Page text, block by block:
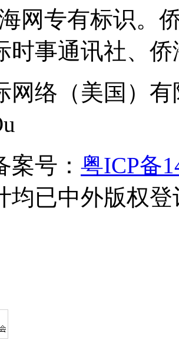
网专有标识。
时事通讯社、
网络（美国）
号： 粤ICP备
均已中外版权